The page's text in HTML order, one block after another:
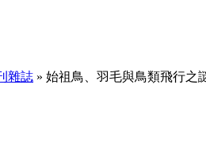
雜誌 » 始祖鳥、羽毛與鳥類飛行之